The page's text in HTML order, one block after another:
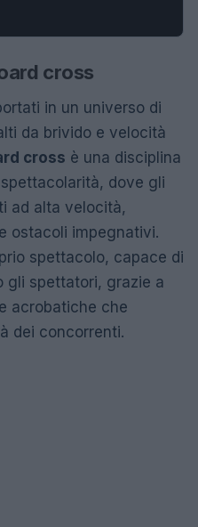
cross
in un universo di
da brivido e velocità
cross è una disciplina
dove gli
ad alta velocità,
ostacoli impegnativi.
spettacolo, capace di
gli spettatori, grazie a
acrobatiche che
dei concorrenti.